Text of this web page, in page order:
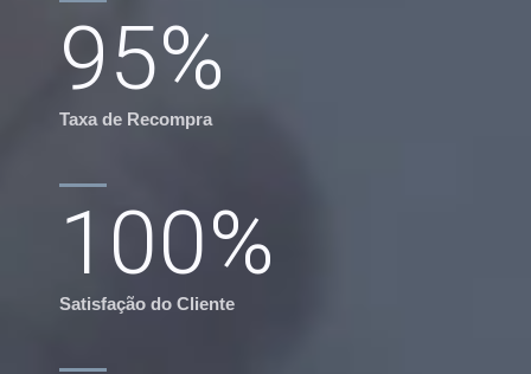
95%
Taxa de Recompra
100%
Satisfação do Cliente